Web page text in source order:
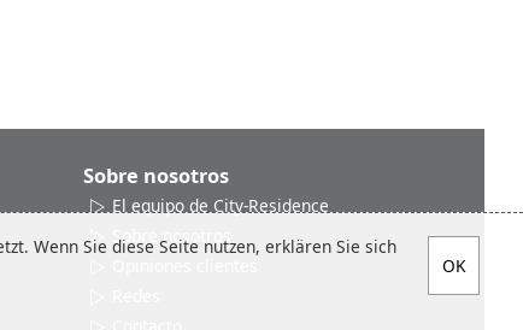
Sobre nosotros
El equipo de City-Residence
Sobre nosotros
Wenn Sie diese Seite nutzen, erklären Sie sich